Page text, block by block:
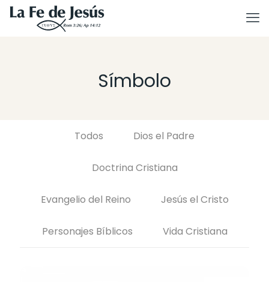
Símbolo
Todos Dios el Padre
Doctrina Cristiana
Evangelio del Reino Jesús el Cristo
Personajes Bíblicos Vida Cristiana